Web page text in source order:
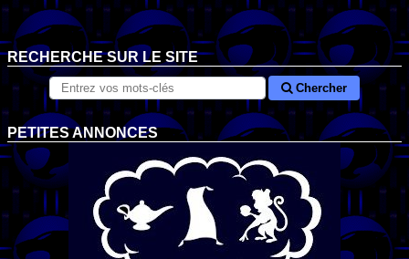
RECHERCHE SUR LE SITE
Chercher
PETITES ANNONCES